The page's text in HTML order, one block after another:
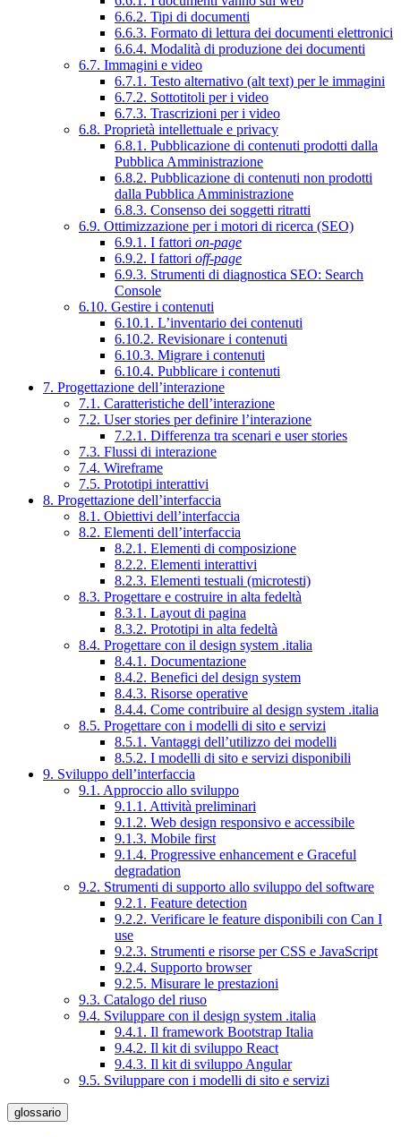
6.6.2. Tipi di documenti
6.6.3. Formato di lettura dei documenti elettronici
6.6.4. Modalità di produzione dei documenti
6.7. Immagini e video
6.7.1. Testo alternativo (alt text) per le immagini
6.7.2. Sottotitoli per i video
6.7.3. Trascrizioni per i video
6.8. Proprietà intellettuale e privacy
6.8.1. Pubblicazione di contenuti prodotti dalla
Pubblica Amministrazione
6.8.2. Pubblicazione di contenuti non prodotti
dalla Pubblica Amministrazione
6.8.3. Consenso dei soggetti ritratti
6.9. Ottimizzazione per i motori di ricerca (SEO)
6.9.1. I fattori on-page
6.9.2. I fattori off-page
6.9.3. Strumenti di diagnostica SEO: Search
Console
6.10. Gestire i contenuti
6.10.1. L’inventario dei contenuti
6.10.2. Revisionare i contenuti
6.10.3. Migrare i contenuti
6.10.4. Pubblicare i contenuti
7. Progettazione dell’interazione
7.1. Caratteristiche dell’interazione
7.2. User stories per definire l’interazione
7.2.1. Differenza tra scenari e user stories
7.3. Flussi di interazione
7.4. Wireframe
7.5. Prototipi interattivi
8. Progettazione dell’interfaccia
8.1. Obiettivi dell’interfaccia
8.2. Elementi dell’interfaccia
8.2.1. Elementi di composizione
8.2.2. Elementi interattivi
8.2.3. Elementi testuali (microtesti)
8.3. Progettare e costruire in alta fedeltà
8.3.1. Layout di pagina
8.3.2. Prototipi in alta fedeltà
8.4. Progettare con il design system .italia
8.4.1. Documentazione
8.4.2. Benefici del design system
8.4.3. Risorse operative
8.4.4. Come contribuire al design system .italia
8.5. Progettare con i modelli di sito e servizi
8.5.1. Vantaggi dell’utilizzo dei modelli
8.5.2. I modelli di sito e servizi disponibili
9. Sviluppo dell’interfaccia
9.1. Approccio allo sviluppo
9.1.1. Attività preliminari
9.1.2. Web design responsivo e accessibile
9.1.3. Mobile first
9.1.4. Progressive enhancement e Graceful
degradation
9.2. Strumenti di supporto allo sviluppo del software
9.2.1. Feature detection
9.2.2. Verificare le feature disponibili con Can I
use
9.2.3. Strumenti e risorse per CSS e JavaScript
9.2.4. Supporto browser
9.2.5. Misurare le prestazioni
9.3. Catalogo del riuso
9.4. Sviluppare con il design system .italia
9.4.1. Il framework Bootstrap Italia
9.4.2. Il kit di sviluppo React
9.4.3. Il kit di sviluppo Angular
9.5. Sviluppare con i modelli di sito e servizi
glossario